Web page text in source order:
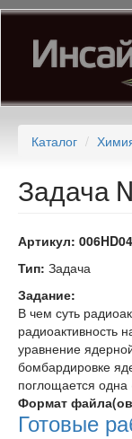
Перейти
основному
содержанию
Каталог
Задача
Артикул:
Тип: Задача
Задание:
В чем суть
радиоактивность
уравнение
бомбардировке
поглощается
Формат
Готовые